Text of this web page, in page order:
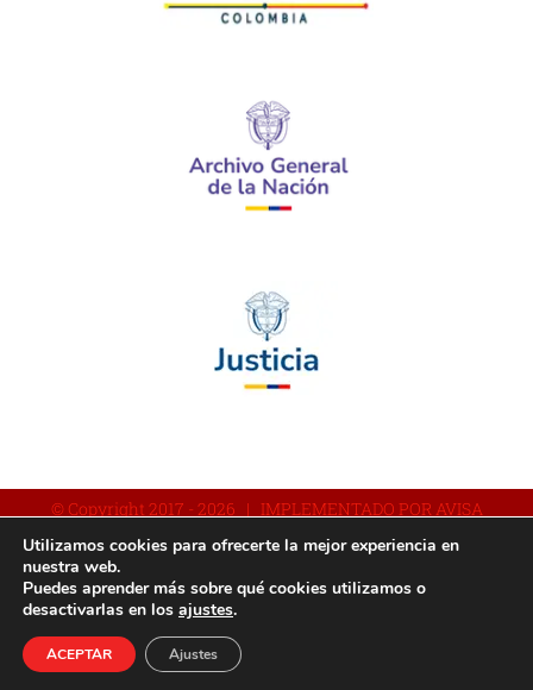
© Copyright 2017 - 2026 | IMPLEMENTADO POR AVISA
FacebookYouTubeInstagram
Utilizamos cookies para ofrecerte la mejor experiencia en
nuestra web.
Puedes aprender más sobre qué cookies utilizamos o
desactivarlas en los ajustes.
ACEPTAR Ajustes